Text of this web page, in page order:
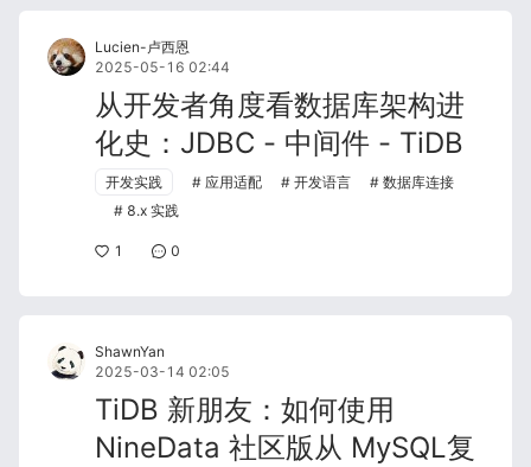
Lucien-卢西恩
2025-05-16 02:44
从开发者角度看数据库架构进
化史：JDBC - 中间件 - TiDB
开发实践 应用适配 开发语言
数据库连接
8.x 实践
1 0
ShawnYan
2025-03-14 02:05
TiDB 新朋友：如何使用
NineData 社区版从 MySQL复